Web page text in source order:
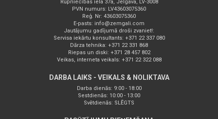
Rūpniecības iela 37a, Jelgava, LV-3008
PVN numurs: LV43603075360
Reģ. Nr: 43603075360
E-pasts: info@zemgali.com
Jautājumu gadījumā droši zvaniet!:
Servisa iekārtu konsultants: +371 22 337 080
Dārza tehnika: +371 22 331 868
Riepas un diski: +371 28 457 802
Veikas, interneta veikals: +371 22 322 088
DARBA LAIKS - VEIKALS & NOLIKTAVA
Darba dienās: 9:00 - 18:00
Sestdienās: 10:00 - 13:00
Svētdienās: SLĒGTS